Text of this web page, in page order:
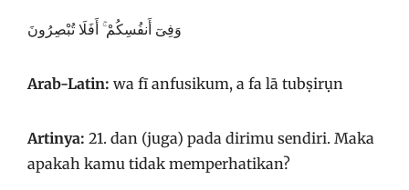
وَفِىٓ أَنفُسِكُمْ ۚ أَفَلَا تُبْصِرُونَ
Arab-Latin: wa fī anfusikum, a fa lā tubṣirụn
Artinya: 21. dan (juga) pada dirimu sendiri. Maka
apakah kamu tidak memperhatikan?